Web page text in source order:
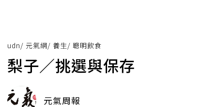
udn/ 元氣網/ 養生/ 聰明飲食
梨子／挑選與保存
元氣周報